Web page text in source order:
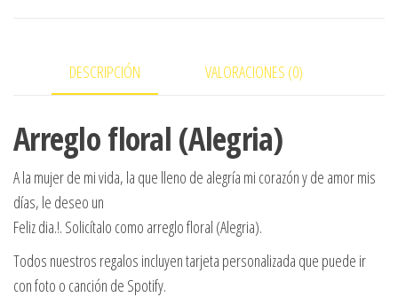
DESCRIPCIÓN VALORACIONES (0)
Arreglo floral (Alegria)
A la mujer de mi vida, la que lleno de alegría mi corazón y de amor mis
días, le deseo un
Feliz dia.!. Solicítalo como arreglo floral (Alegria).
Todos nuestros regalos incluyen tarjeta personalizada que puede ir
con foto o canción de Spotify.